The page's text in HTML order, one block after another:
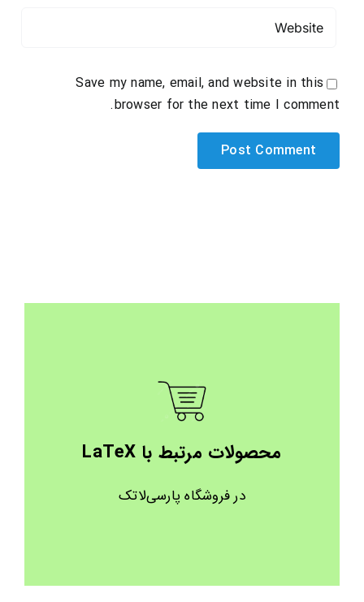
Save my name, email, and website in this
browser for the next time I comment.
محصولات مرتبط با LaTeX
در فروشگاه پارسی‌لاتک